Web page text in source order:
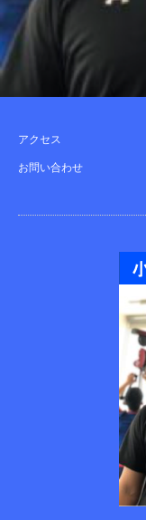
アクセス
お問い合わせ